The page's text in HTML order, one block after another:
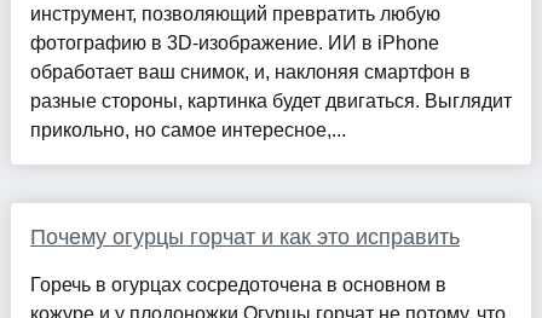
инструмент, позволяющий превратить любую
фотографию в 3D-изображение. ИИ в iPhone
обработает ваш снимок, и, наклоняя смартфон в
разные стороны, картинка будет двигаться. Выглядит
прикольно, но самое интересное,...
Почему огурцы горчат и как это исправить
Горечь в огурцах сосредоточена в основном в